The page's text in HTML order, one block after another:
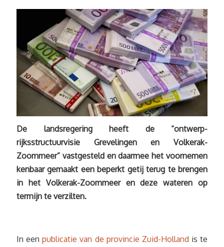
De landsregering heeft de “ontwerp-
rijksstructuurvisie Grevelingen en Volkerak-
Zoommeer” vastgesteld en daarmee het voornemen
kenbaar gemaakt een beperkt getij terug te brengen
in het Volkerak-Zoommeer en deze wateren op
termijn te verzilten.
In eenpublicatie van de provincie Zuid-Holland is te